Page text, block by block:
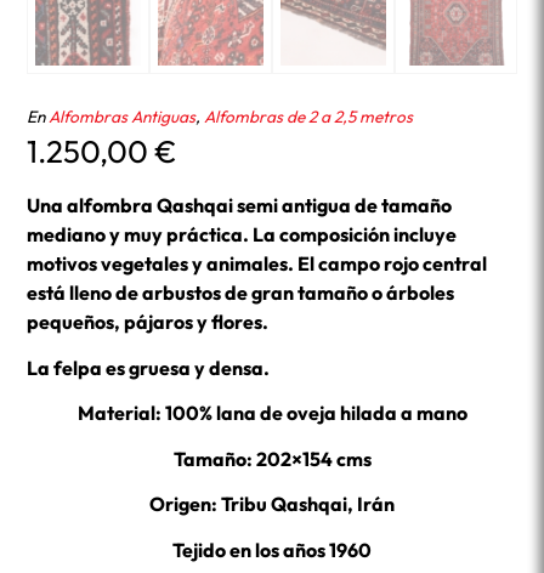
EnAlfombras Antiguas,Alfombras de 2 a 2,5 metros
1.250,00€
Una alfombra Qashqai semi antigua de tamaño
mediano y muy práctica. La composición incluye
motivos vegetales y animales. El campo rojo central
está lleno de arbustos de gran tamaño o árboles
pequeños, pájaros y flores.
La felpa es gruesa y densa.
Material: 100% lana de oveja hilada a mano
Tamaño: 202×154 cms
Origen: Tribu Qashqai, Irán
Tejido en los años 1960